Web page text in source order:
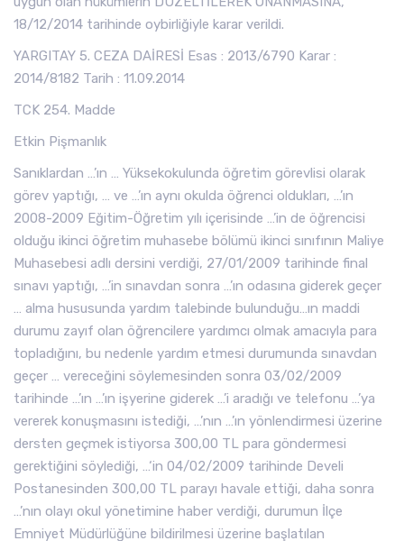
18/12/2014 tarihinde oybirliğiyle karar verildi.
YARGITAY 5. CEZA DAİRESİ Esas : 2013/6790 Karar :
2014/8182 Tarih : 11.09.2014
TCK 254. Madde
Etkin Pişmanlık
Sanıklardan …’ın … Yüksekokulunda öğretim görevlisi olarak
görev yaptığı, … ve …’ın aynı okulda öğrenci oldukları, …’ın
2008-2009 Eğitim-Öğretim yılı içerisinde …’in de öğrencisi
olduğu ikinci öğretim muhasebe bölümü ikinci sınıfının Maliye
Muhasebesi adlı dersini verdiği, 27/01/2009 tarihinde final
sınavı yaptığı, …’in sınavdan sonra …’ın odasına giderek geçer
… alma hususunda yardım talebinde bulunduğu…ın maddi
durumu zayıf olan öğrencilere yardımcı olmak amacıyla para
topladığını, bu nedenle yardım etmesi durumunda sınavdan
geçer … vereceğini söylemesinden sonra 03/02/2009
tarihinde …’ın …’ın işyerine giderek …’i aradığı ve telefonu …’ya
vererek konuşmasını istediği, …’nın …’ın yönlendirmesi üzerine
dersten geçmek istiyorsa 300,00 TL para göndermesi
gerektiğini söylediği, …‘in 04/02/2009 tarihinde Develi
Postanesinden 300,00 TL parayı havale ettiği, daha sonra
…’nın olayı okul yönetimine haber verdiği, durumun İlçe
Emniyet Müdürlüğüne bildirilmesi üzerine başlatılan